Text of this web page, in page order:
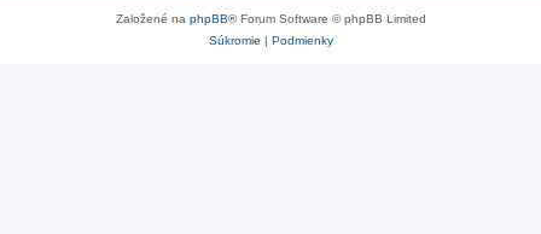
Založené na phpBB® Forum Software © phpBB Limited
Súkromie | Podmienky